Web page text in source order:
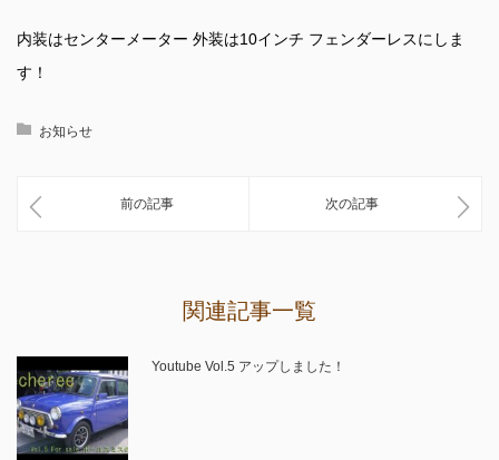
内装はセンターメーター 外装は10インチ フェンダーレスにしま
す！
お知らせ
前の記事 次の記事
関連記事一覧
Youtube Vol.5 アップしました！